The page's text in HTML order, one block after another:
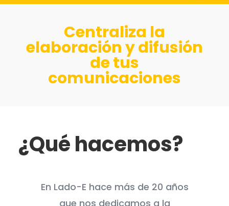
Centraliza la
elaboración y difusión
de tus
comunicaciones
¿Qué hacemos?
En Lado-E hace más de 20 años
que nos dedicamos a la